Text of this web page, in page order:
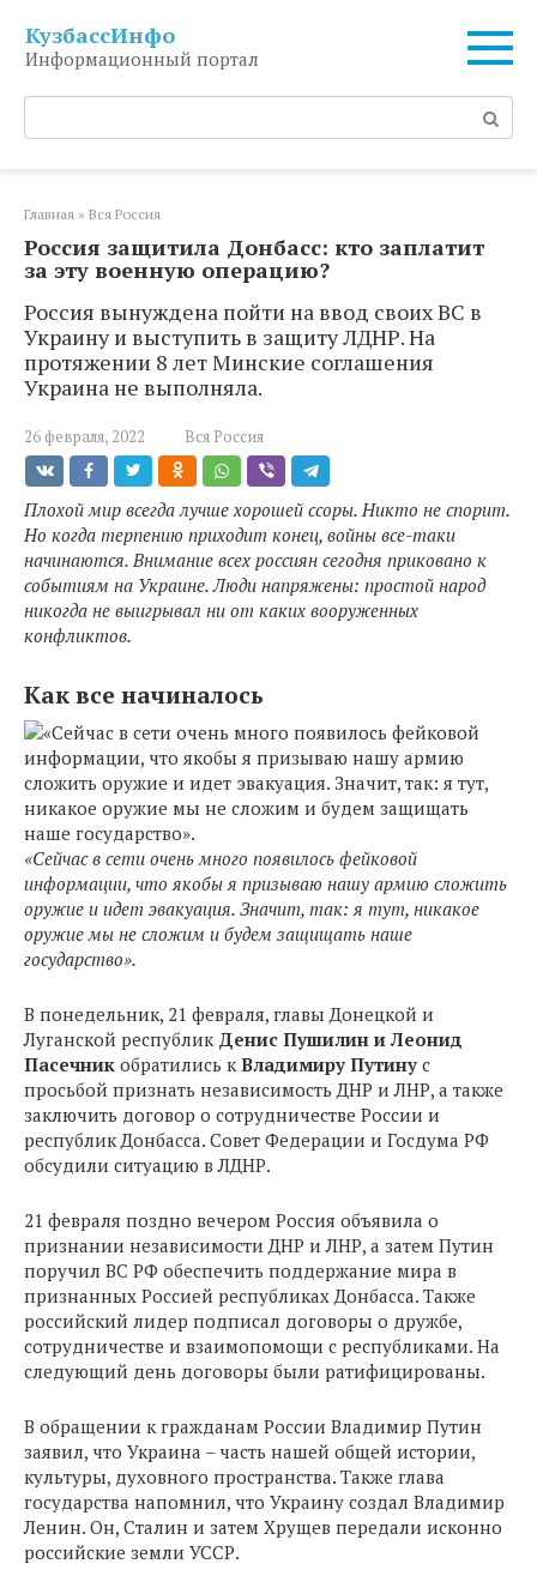
контенту
КузбассИнфо
Информационный портал
Поиск:
Главная » Вся Россия
Россия защитила Донбасс: кто заплатит
за эту военную операцию?
Россия вынуждена пойти на ввод своих ВС в
Украину и выступить в защиту ЛДНР. На
протяжении 8 лет Минские соглашения
Украина не выполняла.
26 февраля, 2022 Вся Россия
Плохой мир всегда лучше хорошей ссоры. Никто не спорит.
Но когда терпению приходит конец, войны все-таки
начинаются. Внимание всех россиян сегодня приковано к
событиям на Украине. Люди напряжены: простой народ
никогда не выигрывал ни от каких вооруженных
конфликтов.
Как все начиналось
«Сейчас в сети очень много появилось фейковой
информации, что якобы я призываю нашу армию сложить
оружие и идет эвакуация. Значит, так: я тут, никакое
оружие мы не сложим и будем защищать наше
государство».
В понедельник, 21 февраля, главы Донецкой и
Луганской республик Денис Пушилин и Леонид
Пасечник обратились кВладимиру Путину с
просьбой признать независимость ДНР и ЛНР, а также
заключить договор о сотрудничестве России и
республик Донбасса. Совет Федерации и Госдума РФ
обсудили ситуацию в ЛДНР.
21 февраля поздно вечером Россия объявила о
признании независимости ДНР и ЛНР, а затем Путин
поручил ВС РФ обеспечить поддержание мира в
признанных Россией республиках Донбасса. Также
российский лидер подписал договоры о дружбе,
сотрудничестве и взаимопомощи с республиками. На
следующий день договоры были ратифицированы.
В обращении к гражданам России Владимир Путин
заявил, что Украина – часть нашей общей истории,
культуры, духовного пространства. Также глава
государства напомнил, что Украину создал Владимир
Ленин. Он, Сталин и затем Хрущев передали исконно
российские земли УССР.